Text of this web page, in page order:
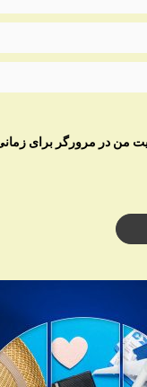
من در مرورگر برای